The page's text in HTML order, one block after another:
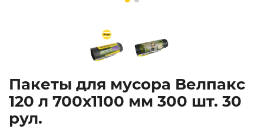
Пакеты для мусора Велпакс
120 л 700х1100 мм 300 шт. 30
рул.